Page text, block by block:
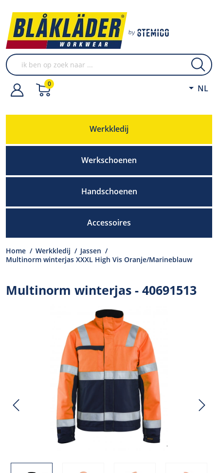
0 NL
Werkkledij
Werkschoenen
Handschoenen
Accessoires
Home / Werkkledij / Jassen /
Multinorm winterjas XXXL High Vis Oranje/Marineblauw
Multinorm winterjas - 40691513
Previous